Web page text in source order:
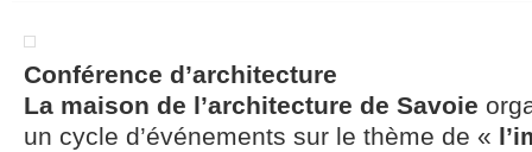
Conférence d’architecture
La maison de l’architecture de Savoie
un cycle d’événements sur le thème de «